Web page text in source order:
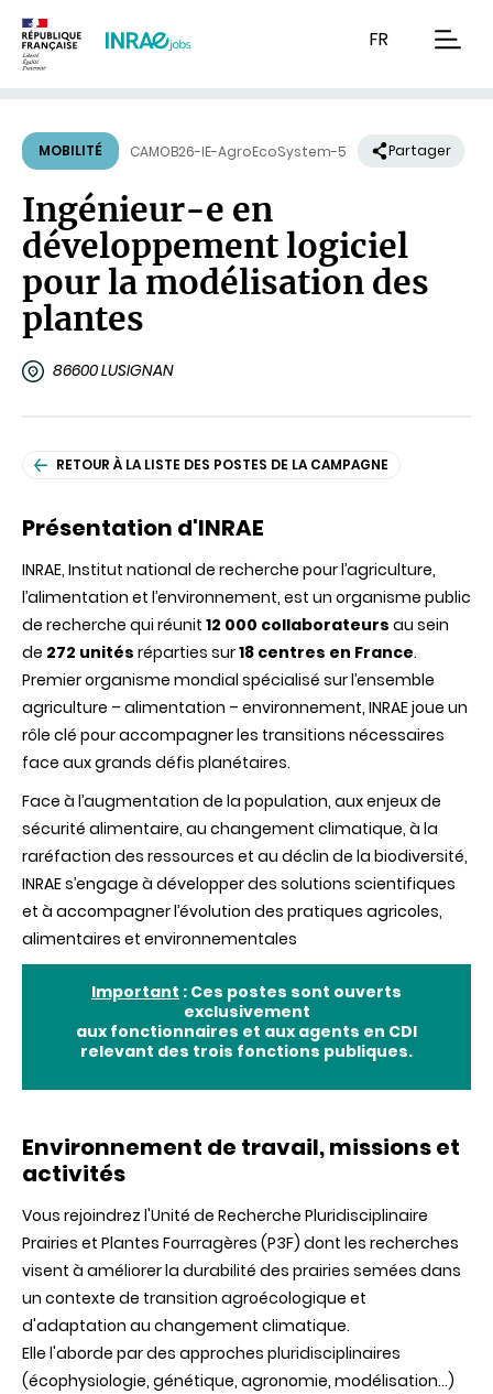
FR
MOBILITÉ CAMOB26-IE-AgroEcoSystem-5 Partager
Ingénieur-e en
développement logiciel
pour la modélisation des
plantes
86600 LUSIGNAN
RETOUR À LA LISTE DES POSTES DE LA CAMPAGNE
Présentation d'INRAE
INRAE, Institut national de recherche pour l’agriculture,
l’alimentation et l’environnement, est un organisme public
de recherche qui réunit 12 000 collaborateurs au sein
de 272 unités réparties sur18 centres en France.
Premier organisme mondial spécialisé sur l’ensemble
agriculture – alimentation – environnement, INRAE joue un
rôle clé pour accompagner les transitions nécessaires
face aux grands défis planétaires.
Face à l’augmentation de la population, aux enjeux de
sécurité alimentaire, au changement climatique, à la
raréfaction des ressources et au déclin de la biodiversité,
INRAE s’engage à développer des solutions scientifiques
et à accompagner l’évolution des pratiques agricoles,
alimentaires et environnementales
Important : Ces postes sont ouverts
exclusivement
aux fonctionnaires et aux agents en CDI
relevant des trois fonctions publiques.
Environnement de travail, missions et
activités
Vous rejoindrez l'Unité de Recherche Pluridisciplinaire
Prairies et Plantes Fourragères (P3F) dont les recherches
visent à améliorer la durabilité des prairies semées dans
un contexte de transition agroécologique et
d'adaptation au changement climatique.
Elle l'aborde par des approches pluridisciplinaires
(écophysiologie, génétique, agronomie, modélisation…)